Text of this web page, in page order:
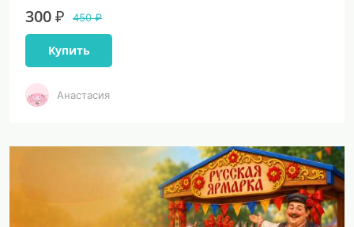
300 ₽ 450 ₽
Купить
Анастасия